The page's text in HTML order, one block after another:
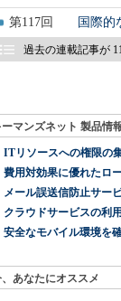
117 国際的
過去の連載記事が
ーマンズネット 製品情
ITリソースへの権限の
費用対効果に優れたロ
メール誤送信防止サー
クラウドサービスの利
安全なモバイル環境を
あなたにオススメ